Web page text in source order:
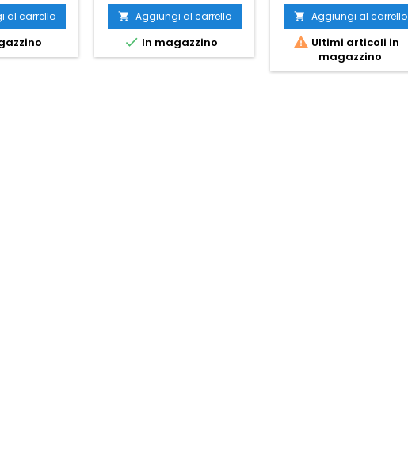
al carrello  Aggiungi al carrello
 In magazzino
 Aggiungi al carrello
 Ultimi articoli in
magazzino